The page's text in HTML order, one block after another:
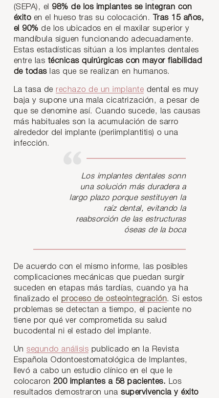
(SEPA), el 98% de los implantes se integran con
éxitoen el hueso tras su colocación.
Tras 15 años,
el 90% de los ubicados en el maxilar superior y
mandíbula siguen funcionando adecuadamente.
Estas estadísticas sitúan a los implantes dentales
entre las técnicas quirúrgicas con mayor fiabilidad
de todaslas que se realizan en humanos.
La tasa de rechazo de un implante dental es muy
baja y supone una mala cicatrización, a pesar de
que se denomine así. Cuando sucede, las causas
más habituales son la acumulación de sarro
alrededor del implante (periimplantitis) o una
infección.
Los implantes dentales sonn
una solución más duradera a
largo plazo porque sestituyen la
raíz dental, evitando la
reabsorción de las estructuras
óseas de la boca
De acuerdo con el mismo informe, las posibles
complicaciones mecánicas que puedan surgir
suceden en etapas más tardías, cuando ya ha
finalizado el proceso de osteointegración. Si estos
problemas se detectan a tiempo, el paciente no
tiene por qué ver comprometida su salud
bucodental ni el estado del implante.
Un segundo análisis publicado en la Revista
Española Odontoestomatológica de Implantes,
llevó a cabo un estudio clínico en el que le
colocaron 200 implantes a 58 pacientes.
Los
resultados demostraron una supervivencia y éxito